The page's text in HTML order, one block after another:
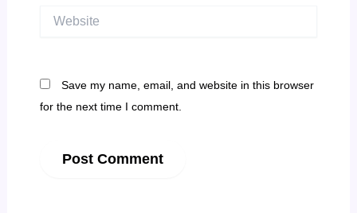
Save my name, email, and website in this browser
for the next time I comment.